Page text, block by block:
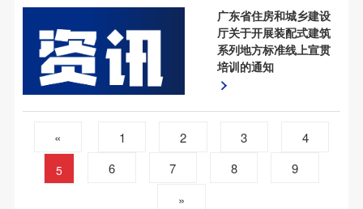
广东省住房和城乡建设
厅关于开展装配式建筑
系列地方标准线上宣贯
培训的通知
« 1 2 3 4
5 6 7 8
9
»